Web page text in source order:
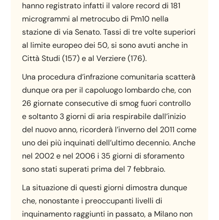
hanno registrato infatti il valore record di 181
microgrammi al metrocubo di Pm10 nella
stazione di via Senato. Tassi di tre volte superiori
al limite europeo dei 50, si sono avuti anche in
Città Studi (157) e al Verziere (176).
Una procedura d’infrazione comunitaria scatterà
dunque ora per il capoluogo lombardo che, con
26 giornate consecutive di smog fuori controllo
e soltanto 3 giorni di aria respirabile dall’inizio
del nuovo anno, ricorderà l’inverno del 2011 come
uno dei più inquinati dell’ultimo decennio. Anche
nel 2002 e nel 2006 i 35 giorni di sforamento
sono stati superati prima del 7 febbraio.
La situazione di questi giorni dimostra dunque
che, nonostante i preoccupanti livelli di
inquinamento raggiunti in passato, a Milano non